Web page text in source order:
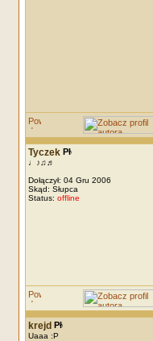
Tyczek
♩♪♫♬
Dołączył: 04 Gru 2006
Skąd: Słupca
Status: offline
krejd
Uaaa :P